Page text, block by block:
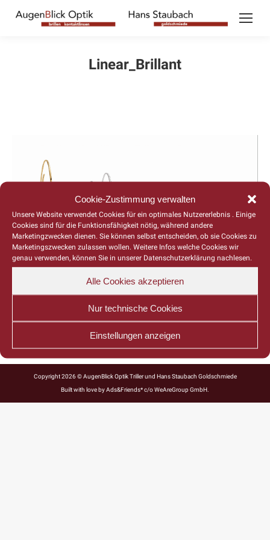
Cookie-Zustimmung verwalten
Unsere Website verwendet Cookies für ein optimales Nutzererlebnis . Einige
Cookies sind für die Funktionsfähigkeit nötig, während andere
Marketingzwecken dienen. Sie können selbst entscheiden, ob sie Cookies zu
Marketingszwecken zulassen wollen. Weitere Infos welche Cookies wir
genau verwenden, können Sie in unserer Datenschutzerklärung nachlesen.
Alle Cookies akzeptieren
Nur technische Cookies
Einstellungen anzeigen
Linear_Brillant
Copyright 2026 © AugenBlick Optik Triller und Hans Staubach Goldschmiede
Built with love byAds&Friends*c/o WeAreGroup GmbH.